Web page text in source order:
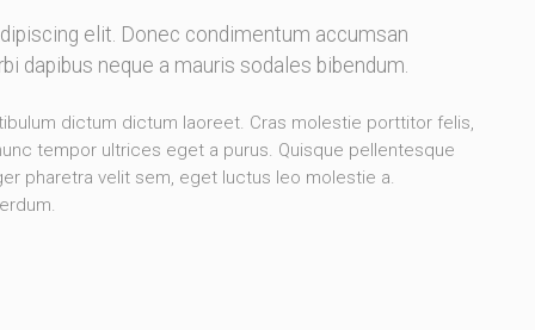
elit. Donec condimentum accumsan
dapibus neque a mauris sodales bibendum.
dictum dictum laoreet. Cras molestie porttitor felis,
tempor ultrices eget a purus. Quisque pellentesque
pharetra velit sem, eget luctus leo molestie a.